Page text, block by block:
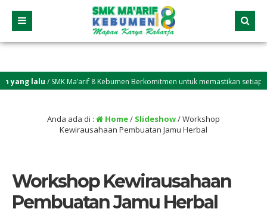
lalu / SMK Ma’arif 8 Kebumen Berkomitmen untuk memastikan setiap
Anda ada di : Home/ Slideshow/Workshop
Kewirausahaan Pembuatan Jamu Herbal
Workshop Kewirausahaan
Pembuatan Jamu Herbal